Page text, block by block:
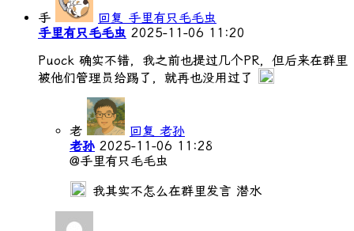
手
回复 手里有只毛毛虫
手里有只毛毛虫 2025-11-06 11:20
Puock 确实不错，我之前也提过几个PR，但后来在群里
被他们管理员给踢了，就再也没用过了
老
回复 老孙
老孙 2025-11-06 11:28
@手里有只毛毛虫
我其实不怎么在群里发言 潜水